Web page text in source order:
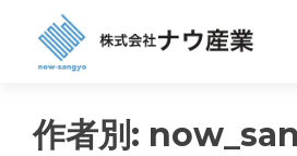
作者別: